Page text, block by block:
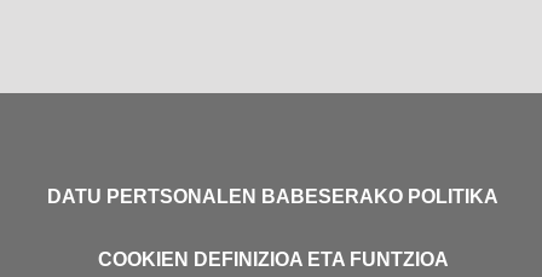
DATU PERTSONALEN BABESERAKO POLITIKA
COOKIEN DEFINIZIOA ETA FUNTZIOA